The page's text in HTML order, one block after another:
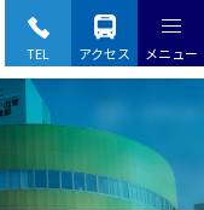
TEL アクセス メニュー